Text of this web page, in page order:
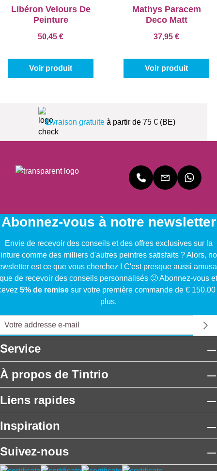
Libéron Velours De
Peinture
50,45 €
Voir produit
Mathys Paracem
Deco Matt
37,95 €
Voir produit
Livraison gratuiteà partir de 75 € (BE)
Abonnez-vous à notre newsletter
Envie de recevoir des conseils et des offres exclusives sur la
comme des milliers d'autres peintres satisfaits ? Alors,
est ce que vous cherchez ! C'est presque aussi
que de recevoir des conseils personnalisés 🙂 Abonnez-vous et
5% de remise sur votre première commande de € 150,00
plus.
Service
À propos de Tintrio
Liens rapides
Inspiration
Suivez-nous